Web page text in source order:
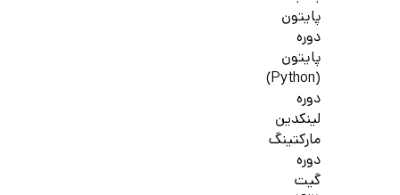
پایتون
دوره
پایتون
(Python)
دوره
لینکدین
مارکتینگ
دوره
گیت